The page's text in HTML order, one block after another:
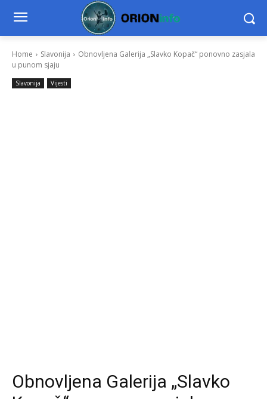
Home Slavonija
Obnovljena Galerija „Slavko Kopač“ ponovno zasjala
u punom sjaju
Slavonija Vijesti
Obnovljena Galerija „Slavko